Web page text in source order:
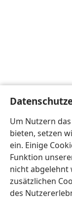
Um Nutzern
bieten, setzen
ein. Einige
Funktion
nicht abgelehnt
zusätzlichen
des